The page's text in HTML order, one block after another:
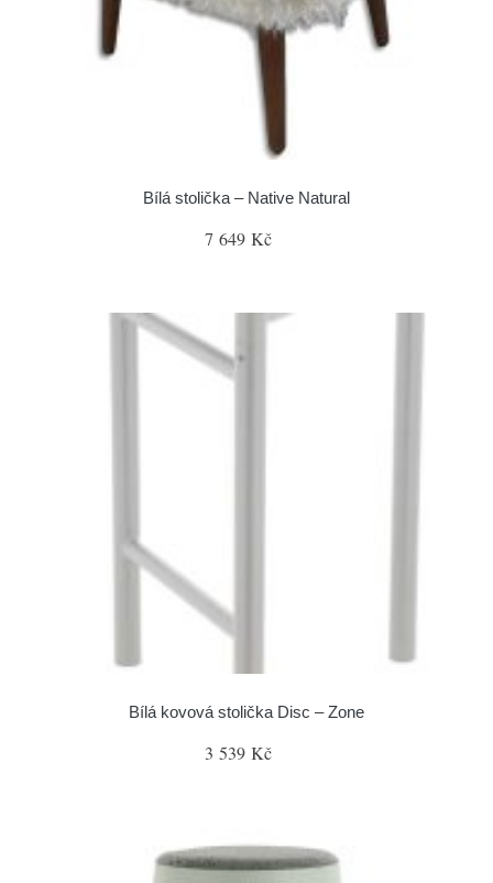
Bílá stolička – Native Natural
7 649 Kč
Bílá kovová stolička Disc – Zone
3 539 Kč